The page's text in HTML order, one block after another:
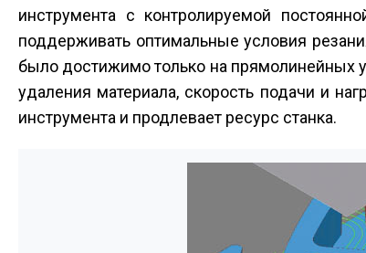
инструмента с контролируемой
поддерживать оптимальные условия
было достижимо только на прямолинейных
удаления материала, скорость подачи и
инструмента и продлевает ресурс станка.